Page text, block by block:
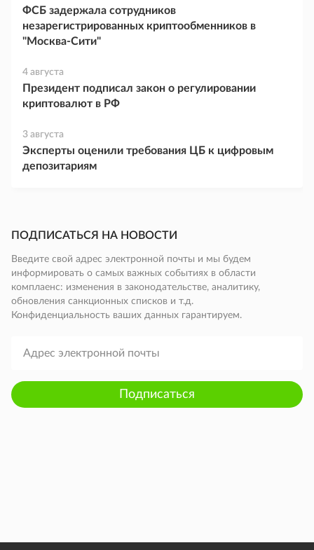
ФСБ задержала сотрудников
незарегистрированных криптообменников в
"Москва-Сити"
4 августа
Президент подписал закон о регулировании
криптовалют в РФ
3 августа
Эксперты оценили требования ЦБ к цифровым
депозитариям
ПОДПИСАТЬСЯ НА НОВОСТИ
Введите свой адрес электронной почты и мы будем
информировать о самых важных событиях в области
комплаенс: изменения в законодательстве, аналитику,
обновления санкционных списков и т.д.
Конфиденциальность ваших данных гарантируем.
Подписаться